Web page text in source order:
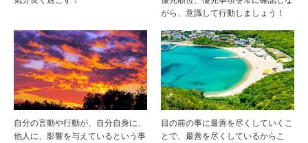
がら、意識して行動しましょう！
自分の言動や行動が、自分自身に、
他人に、影響を与えているという事
目の前の事に最善を尽くしていくこ
とで、最善を尽くしているからこ